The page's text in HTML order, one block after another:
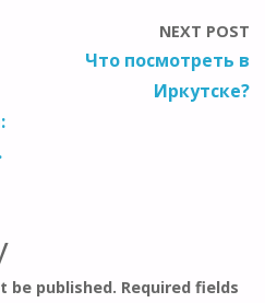
NEXT POST
Что посмотреть в
Иркутске?
be published. Required fields